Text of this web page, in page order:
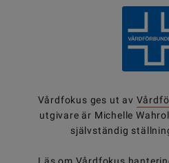
Vårdfokus ges ut av
utgivare är Michelle
självständig